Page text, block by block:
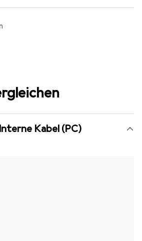
Kabel (PC)